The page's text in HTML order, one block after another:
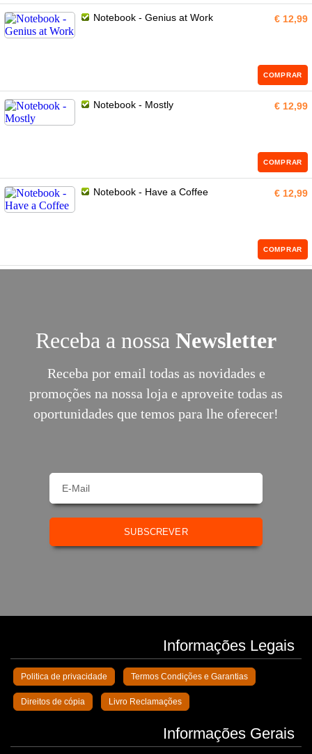
Notebook - Genius at Work € 12,99
COMPRAR
Notebook - Mostly € 12,99
COMPRAR
Notebook - Have a Coffee € 12,99
COMPRAR
Receba a nossa Newsletter
Receba por email todas as novidades e
promoções na nossa loja e aproveite todas as
oportunidades que temos para lhe oferecer!
SUBSCREVER
Informações Legais
Politica de privacidade Termos Condições e Garantias
Direitos de cópia Livro Reclamações
Informações Gerais